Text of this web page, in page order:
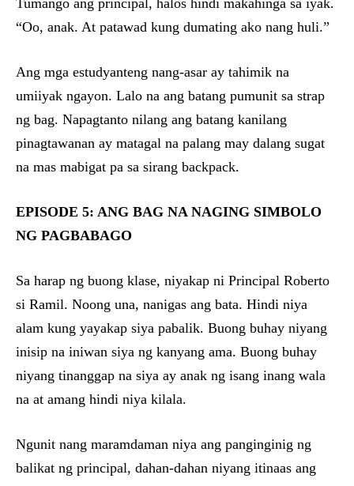
Tumango ang principal, halos hindi makahinga sa iyak.
“Oo, anak. At patawad kung dumating ako nang huli.”
Ang mga estudyanteng nang-asar ay tahimik na
umiiyak ngayon. Lalo na ang batang pumunit sa strap
ng bag. Napagtanto nilang ang batang kanilang
pinagtawanan ay matagal na palang may dalang sugat
na mas mabigat pa sa sirang backpack.
EPISODE 5: ANG BAG NA NAGING SIMBOLO
NG PAGBABAGO
Sa harap ng buong klase, niyakap ni Principal Roberto
si Ramil. Noong una, nanigas ang bata. Hindi niya
alam kung yayakap siya pabalik. Buong buhay niyang
inisip na iniwan siya ng kanyang ama. Buong buhay
niyang tinanggap na siya ay anak ng isang inang wala
na at amang hindi niya kilala.
Ngunit nang maramdaman niya ang panginginig ng
balikat ng principal, dahan-dahan niyang itinaas ang